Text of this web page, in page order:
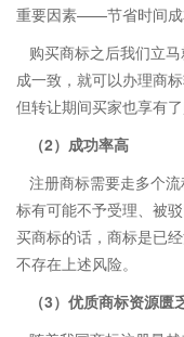
重要因素——节省时间成
购买商标之后我们立
成一致，就可以办理商
但转让期间买家也享有
（2）成功率高
注册商标需要走多个
标有可能不予受理、被
买商标的话，商标是已
不存在上述风险。
（3）优质商标资源匮